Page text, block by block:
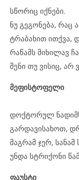
სწორიც იქნები.
ნუ გეგონება, რაც
ტრაბახით ითქვა,
რაწამს მიხილავ
შენი თუ ვისიც, არ
მეფისტოფელი
დოქტორულ
გარდავისახოთ,
მაგრამ ჯერ,
უნდა სტრიქონი
ფაუსტი